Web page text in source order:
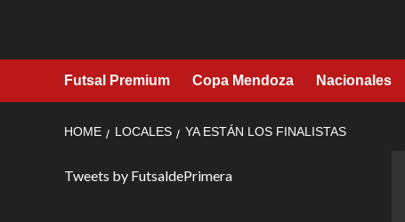
Futsal Premium Copa Mendoza Nacionales
HOME LOCALES YA ESTÁN LOS FINALISTAS
Tweets by FutsaldePrimera